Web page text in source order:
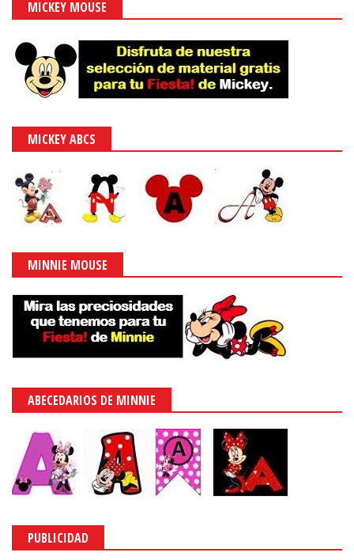
MICKEY MOUSE
MICKEY ABCS
MINNIE MOUSE
ABECEDARIOS DE MINNIE
PUBLICIDAD